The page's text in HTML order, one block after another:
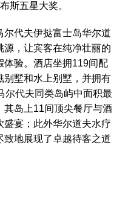
斯五星大奖。
代夫伊挞富士岛华尔道
源，让宾客在纯净壮丽的
体验。酒店坐拥119间配
别墅和水上别墅，并拥有
尔代夫同类岛屿中面积最
其岛上11间顶尖餐厅与酒
盛宴；此外华尔道夫水疗
地展现了卓越待客之道